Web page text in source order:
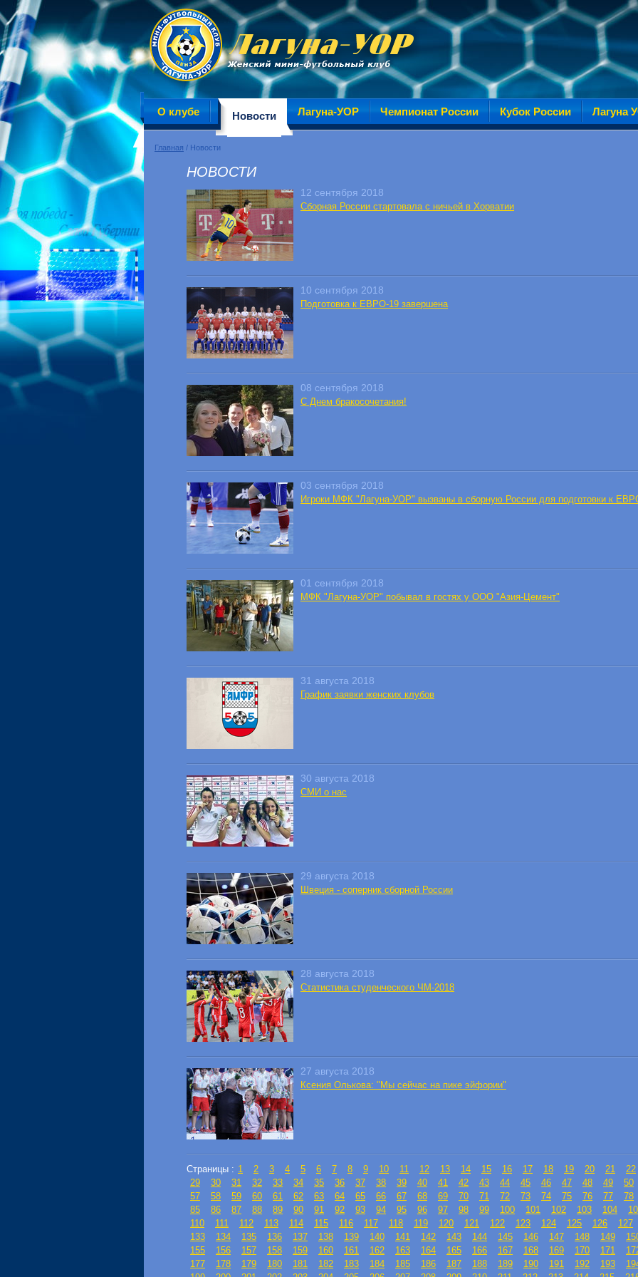
О клубе Новости Лагуна-УОР Чемпионат России Кубок России Лагуна
Главная / Новости
НОВОСТИ
12 сентября 2018
Сборная России стартовала с ничьей в Хорватии
10 сентября 2018
Подготовка к ЕВРО-19 завершена
08 сентября 2018
С Днем бракосочетания!
03 сентября 2018
Игроки МФК "Лагуна-УОР" вызваны в сборную России для подготовки к
01 сентября 2018
МФК "Лагуна-УОР" побывал в гостях у ООО "Азия-Цемент"
31 августа 2018
График заявки женских клубов
30 августа 2018
СМИ о нас
29 августа 2018
Швеция - соперник сборной России
28 августа 2018
Статистика студенческого ЧМ-2018
27 августа 2018
Ксения Олькова: "Мы сейчас на пике эйфории"
Страницы : 1 2 3 4 5 6 7 8 9 10 11 12 13 14 15 16 17 18 19 20 21
22
29
30 31 32 33 34 35 36 37 38 39 40 41 42 43 44 45 46 47 48 49
50
57
58 59 60 61 62 63 64 65 66 67 68 69 70 71 72 73 74 75 76 77
78
85
86 87 88 89 90 91 92 93 94 95 96 97 98 99 100 101 102 103 104
110
111 112 113 114 115 116 117 118 119 120 121 122 123 124 125 126
127
133
134 135 136 137 138 139 140 141 142 143 144 145 146 147 148 149
155
156 157 158 159 160 161 162 163 164 165 166 167 168 169 170 171
177
178 179 180 181 182 183 184 185 186 187 188 189 190 191 192 193